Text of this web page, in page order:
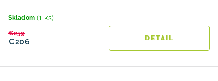
Skladom (1 ks)
€206
€259
DETAIL